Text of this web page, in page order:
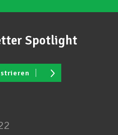
Spotlight